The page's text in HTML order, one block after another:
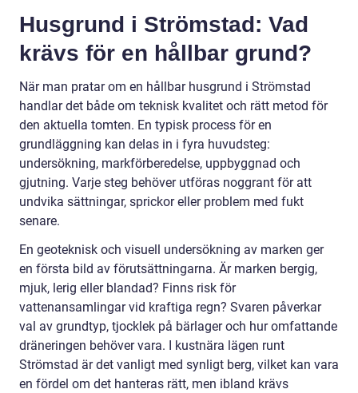
Husgrund i Strömstad: Vad
krävs för en hållbar grund?
När man pratar om en hållbar husgrund i Strömstad
handlar det både om teknisk kvalitet och rätt metod för
den aktuella tomten. En typisk process för en
grundläggning kan delas in i fyra huvudsteg:
undersökning, markförberedelse, uppbyggnad och
gjutning. Varje steg behöver utföras noggrant för att
undvika sättningar, sprickor eller problem med fukt
senare.
En geoteknisk och visuell undersökning av marken ger
en första bild av förutsättningarna. Är marken bergig,
mjuk, lerig eller blandad? Finns risk för
vattenansamlingar vid kraftiga regn? Svaren påverkar
val av grundtyp, tjocklek på bärlager och hur omfattande
dräneringen behöver vara. I kustnära lägen runt
Strömstad är det vanligt med synligt berg, vilket kan vara
en fördel om det hanteras rätt, men ibland krävs